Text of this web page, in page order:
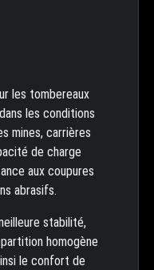
les tombereaux
les conditions
mines, carrières
de charge
aux coupures
abrasifs.
stabilité,
homogène
le confort de